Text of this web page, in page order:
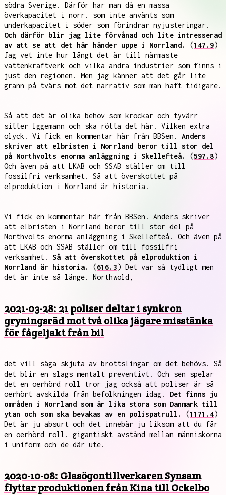
södra Sverige. Därför har man då en massa
överkapacitet i norr. som inte använts som
underkapacitet i söder som förindrar nyjusteringar.
Och därför blir jag lite förvånad och lite intresserad
av att se att det här händer uppe i Norrland.
(147.9)
Jag vet inte hur långt det är till närmaste
vattenkraftverk och vilka andra industrier som finns i
just den regionen. Men jag känner att det går lite
grann på tvärs mot det narrativ som man haft tidigare.
Så att det är olika behov som krockar och tyvärr
sitter Iggemann och ska rötta det här. Vilken extra
olyck. Vi fick en kommentar här från BBSen. Anders
skriver att elbristen i Norrland beror till stor del
på Northvolts enorma anläggning i Skellefteå.
(597.8)
Och även på att LKAB och SSAB ställer om till
fossilfri verksamhet. Så att överskottet på
elproduktion i Norrland är historia.
Vi fick en kommentar här från BBSen. Anders skriver
att elbristen i Norrland beror till stor del på
Northvolts enorma anläggning i Skellefteå. Och även på
att LKAB och SSAB ställer om till fossilfri
verksamhet. Så att överskottet på elproduktion i
Norrland är historia.
(616.3) Det var så tydligt men
det är inte så länge. Northwold,
2021-03-28: 21 poliser deltar i synkron
gryningsräd mot två olika jägare misstänka
för fågeljakt från bil
det vill säga skjuta av brottslingar om det behövs. Så
det blir en slags mentalt preventivt. Och sen spelar
det en oerhörd roll tror jag också att poliser är så
oerhört avskilda från befolkningen idag. Det finns ju
områden i Norrland som är lika stora som Danmark till
ytan och som ska bevakas av en polispatrull.
(1171.4)
Det är ju absurt och det innebär ju liksom att du får
en oerhörd roll. gigantiskt avstånd mellan människorna
i uniform och de där ute.
2020-10-08: Glasögontillverkaren Synsam
flyttar produktionen från Kina till Ockelbo